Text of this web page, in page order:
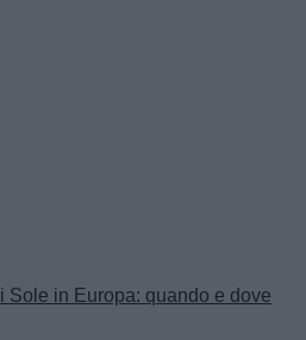
Sole in Europa: quando e dove